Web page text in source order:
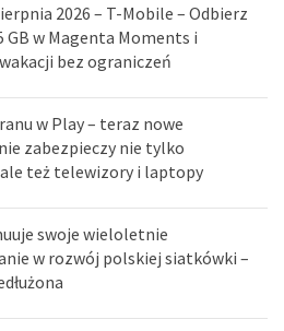
2026 – T-Mobile – Odbierz
GB w Magenta Moments i
bez ograniczeń
w Play – teraz nowe
zabezpieczy nie tylko
też telewizory i laptopy
swoje wieloletnie
w rozwój polskiej siatkówki –